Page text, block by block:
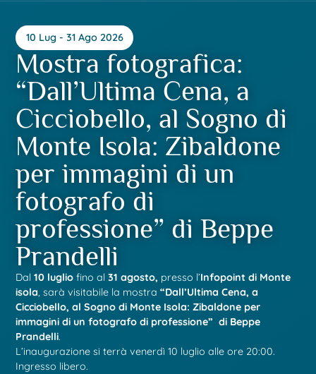
10 Lug - 31 Ago 2026
Mostra fotografica:
“Dall’Ultima Cena, a
Cicciobello, al Sogno di
Monte Isola: Zibaldone
per immagini di un
fotografo di
professione” di Beppe
Prandelli
Dal10 luglio fino al31 agosto, presso l’Infopoint di Monte
isola, sarà visitabile la mostra“Dall’Ultima Cena, a
Cicciobello, al Sogno di Monte Isola: Zibaldone per
immagini di un fotografo di professione” di Beppe
Prandelli.
L’inaugurazione si terrà venerdì 10 luglio alle ore 20:00.
Ingresso libero.